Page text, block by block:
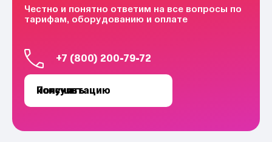
Честно и понятно ответим на все вопросы по
тарифам, оборудованию и оплате
+7 (800) 200-79-72
Получить консультацию